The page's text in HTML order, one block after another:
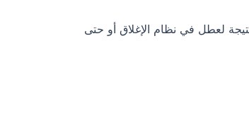
لعطل في نظام الإغلاق أو حتى